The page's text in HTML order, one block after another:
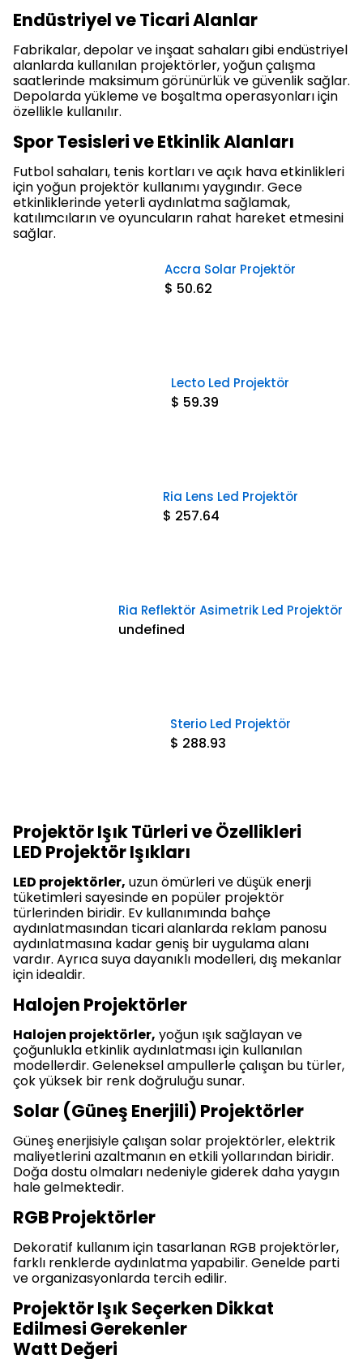
Endüstriyel ve Ticari Alanlar
Fabrikalar, depolar ve inşaat sahaları gibi endüstriyel
alanlarda kullanılan projektörler, yoğun çalışma
saatlerinde maksimum görünürlük ve güvenlik sağlar.
Depolarda yükleme ve boşaltma operasyonları için
özellikle kullanılır.
Spor Tesisleri ve Etkinlik Alanları
Futbol sahaları, tenis kortları ve açık hava etkinlikleri
için yoğun projektör kullanımı yaygındır. Gece
etkinliklerinde yeterli aydınlatma sağlamak,
katılımcıların ve oyuncuların rahat hareket etmesini
sağlar.
Accra Solar Projektör
$ 50.62
Lecto Led Projektör
$ 59.39
Ria Lens Led Projektör
$ 257.64
Ria Reflektör Asimetrik Led Projektör
undefined
Sterio Led Projektör
$ 288.93
Projektör Işık Türleri ve Özellikleri
LED Projektör Işıkları
LED projektörler, uzun ömürleri ve düşük enerji
tüketimleri sayesinde en popüler projektör
türlerinden biridir. Ev kullanımında bahçe
aydınlatmasından ticari alanlarda reklam panosu
aydınlatmasına kadar geniş bir uygulama alanı
vardır. Ayrıca suya dayanıklı modelleri, dış mekanlar
için idealdir.
Halojen Projektörler
Halojen projektörler, yoğun ışık sağlayan ve
çoğunlukla etkinlik aydınlatması için kullanılan
modellerdir. Geleneksel ampullerle çalışan bu türler,
çok yüksek bir renk doğruluğu sunar.
Solar (Güneş Enerjili) Projektörler
Güneş enerjisiyle çalışan solar projektörler, elektrik
maliyetlerini azaltmanın en etkili yollarından biridir.
Doğa dostu olmaları nedeniyle giderek daha yaygın
hale gelmektedir.
RGB Projektörler
Dekoratif kullanım için tasarlanan RGB projektörler,
farklı renklerde aydınlatma yapabilir. Genelde parti
ve organizasyonlarda tercih edilir.
Projektör Işık Seçerken Dikkat
Edilmesi Gerekenler
Watt Değeri